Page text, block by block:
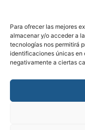
Para ofrecer las mejores
almacenar y/o acceder a
tecnologías nos permitirá
identificaciones únicas en
negativamente a ciertas